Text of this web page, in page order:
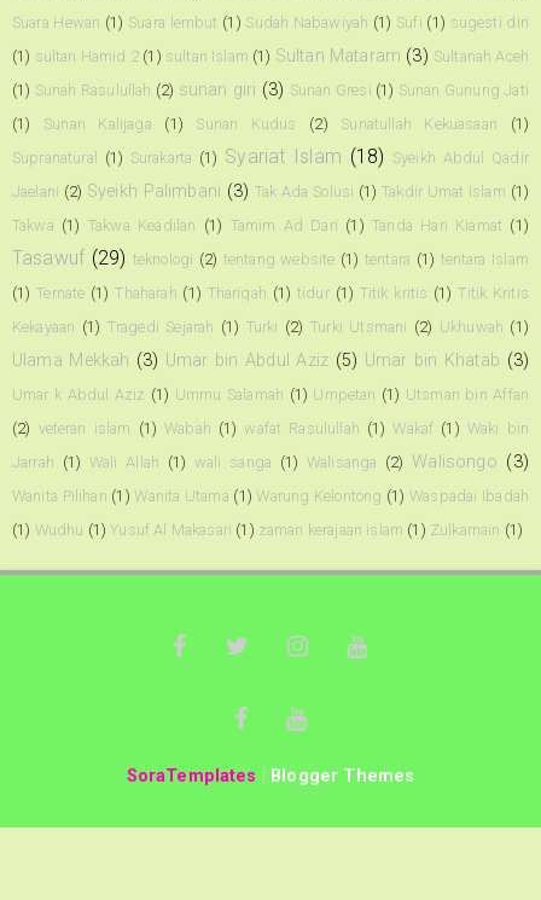
Suara Hewan (1) Suara lembut (1) Sudah Nabawiyah (1) Sufi (1) sugesti diri
(1) sultan Hamid 2 (1) sultan Islam (1) Sultan Mataram (3) Sultanah Aceh
(1) Sunah Rasulullah (2) sunan giri (3) Sunan Gresi (1) Sunan Gunung Jati
(1)
Sunan Kalijaga (1) Sunan Kudus (2) Sunatullah Kekuasaan
(1)
Supranatural
(1) Surakarta (1) Syariat Islam (18) Syeikh Abdul Qadir
Jaelani (2) Syeikh Palimbani (3) Tak Ada Solusi (1) Takdir Umat Islam (1)
Takwa (1) Takwa Keadilan (1) Tamim Ad Dari (1) Tanda Hari Kiamat (1)
Tasawuf (29) teknologi (2) tentang website (1) tentara (1) tentara Islam
(1) Ternate (1) Thaharah (1) Thariqah (1) tidur (1) Titik kritis (1) Titik Kritis
Kekayaan (1) Tragedi Sejarah (1) Turki (2) Turki Utsmani (2) Ukhuwah (1)
Ulama Mekkah (3) Umar bin Abdul Aziz (5) Umar bin Khatab (3)
Umar k Abdul Aziz (1) Ummu Salamah (1) Umpetan (1) Utsman bin Affan
(2) veteran islam (1) Wabah (1) wafat Rasulullah (1) Wakaf (1) Waki bin
Jarrah (1) Wali Allah (1) wali sanga (1) Walisanga (2) Walisongo (3)
Wanita Pilihan (1) Wanita Utama (1) Warung Kelontong (1) Waspadai Ibadah
(1) Wudhu (1) Yusuf Al Makasari (1) zaman kerajaan islam (1) Zulkarnain (1)
SoraTemplates Blogger Themes